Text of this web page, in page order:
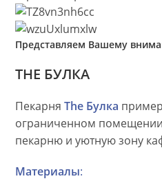
Представляем Вашему
THE БУЛКА
ПекарняThe Булка
ограниченном помещении
пекарню и уютную зону
Материалы: